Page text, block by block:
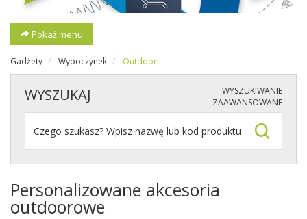
Pokaż menu
Gadżety Wypoczynek Outdoor
WYSZUKAJ
WYSZUKIWANIE
ZAAWANSOWANE
Personalizowane akcesoria
outdoorowe